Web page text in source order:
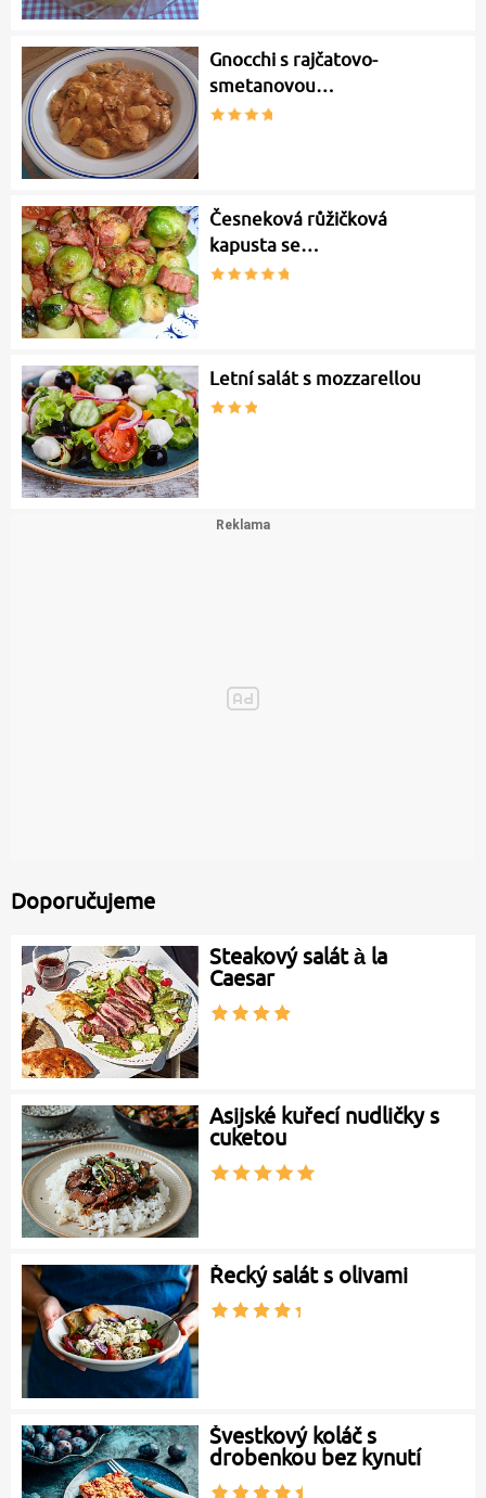
Gnocchi s rajčatovo-
smetanovou…
Česneková růžičková
kapusta se…
Letní salát s mozzarellou
Doporučujeme
Steakový salát à la
Caesar
Asijské kuřecí nudličky s
cuketou
Řecký salát s olivami
Švestkový koláč s
drobenkou bez kynutí